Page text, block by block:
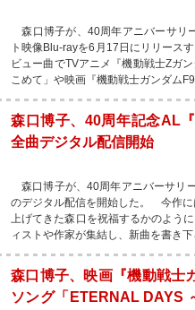
森口博子が、40周年アニバーサリ
ト映像Blu-rayを6月17日にリリース
ビュー曲でTVアニメ『機動戦士Zガ
こめて」や映画『機動戦士ガンダム
森口博子、40周年記念AL
全曲デジタル配信開始
森口博子が、40周年アニバーサリ
のデジタル配信を開始した。 今作
上げてきた森口を祝福するかのよう
ィストや作家が集結し、新曲を書き下
森口博子、映画『機動戦士
ソング「ETERNAL DAYS